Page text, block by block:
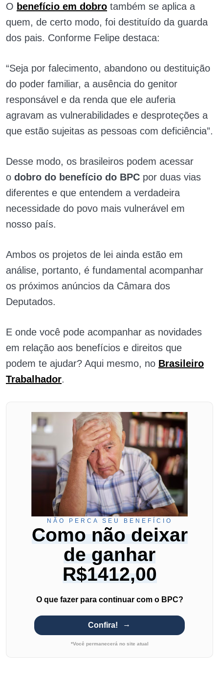
O benefício em dobro também se aplica a
quem, de certo modo, foi destituído da guarda
dos pais. Conforme Felipe destaca:
“Seja por falecimento, abandono ou destituição
do poder familiar, a ausência do genitor
responsável e da renda que ele auferia
agravam as vulnerabilidades e desproteções a
que estão sujeitas as pessoas com deficiência”.
Desse modo, os brasileiros podem acessar
o dobro do benefício do BPC por duas vias
diferentes e que entendem a verdadeira
necessidade do povo mais vulnerável em
nosso país.
Ambos os projetos de lei ainda estão em
análise, portanto, é fundamental acompanhar
os próximos anúncios da Câmara dos
Deputados.
E onde você pode acompanhar as novidades
em relação aos benefícios e direitos que
podem te ajudar? Aqui mesmo, no Brasileiro
Trabalhador.
NÃO PERCA SEU BENEFÍCIO
Como não deixar
de ganhar
R$1412,00
O que fazer para continuar com o BPC?
Confira!
*Você permanecerá no site atual